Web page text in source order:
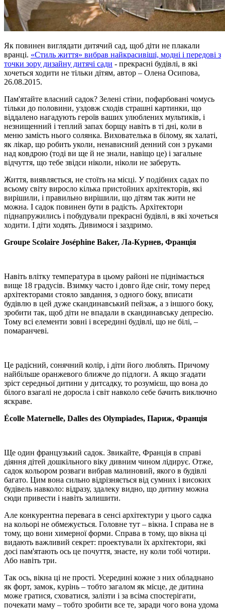
Як повинен виглядати дитячий сад, щоб діти не плакали
вранці. «Стиль життя» вибрав найкрасивіші, модні і передові з
точки зору дизайну дитячі сади - прекрасні будівлі, в які
хочеться ходити не тільки дітям, автор – Олена Осипова,
26.08.2015.
Пам'ятайте власний садок? Зелені стіни, пофарбовані чомусь
тільки до половини, уздовж сходів страшні картинки, що
віддалено нагадують героїв ваших улюблених мультиків, і
незнищенний і теплий запах борщу навіть в ті дні, коли в
меню замість нього солянка. Вихователька в білому, як халаті,
як лікар, що робить уколи, ненависний денний сон з руками
над ковдрою (тоді ви ще й не знали, навіщо це) і загальне
відчуття, що тебе звідси ніколи, ніколи не заберуть.
Життя, виявляється, не стоїть на місці. У подібних садах по
всьому світу виросло кілька пристойних архітекторів, які
вирішили, і правильно вирішили, що дітям так жити не
можна. І садок повинен бути в радість. Архітектори
піднапружились і побудували прекрасні будівлі, в які хочеться
ходити. І діти ходять. Дивимося і заздримо.
Groupe Scolaire Joséphine Baker, Ла-Курнев, Франція
Навіть влітку температура в цьому районі не піднімається
вище 18 градусів. Взимку часто і довго йде сніг, тому перед
архітекторами стояло завдання, з одного боку, вписати
будівлю в цей дуже скандинавський пейзаж, а з іншого боку,
зробити так, щоб діти не впадали в скандинавську депресію.
Тому всі елементи зовні і всередині будівлі, що не білі, –
помаранчеві.
Це радісний, сонячний колір, і діти його люблять. Причому
найбільше оранжевого ближче до підлоги. А якщо згадати
зріст середньої дитини у дитсадку, то розумієш, що вона до
білого взагалі не доросла і світ навколо себе бачить виключно
яскраве.
Écolle Maternelle, Dalles des Olympiades, Париж, Франція
Ще один французький садок. Звикайте, Франція в справі
діяння дітей дошкільного віку дивним чином лідирує. Отже,
садок кольором розваги вибрав малиновий, якого в будівлі
багато. Цим вона сильно відрізняється від сумних і високих
будівель навколо: відразу, здалеку видно, що дитину можна
сюди привести і навіть залишити.
Але конкурентна перевага в сенсі архітектури у цього садка
на кольорі не обмежується. Головне тут – вікна. І справа не в
тому, що вони химерної форми. Справа в тому, що вікна ці
видають важливий секрет: проектували їх архітектори, які
досі пам'ятають ось це почуття, знаєте, ну коли тобі чотири.
Або навіть три.
Так ось, вікна ці не прості. Усередині кожне з них обладнано
як форт, замок, курінь – тобто загалом як місце, де дитина
може гратися, сховатися, залізти і за всіма спостерігати,
почекати маму – тобто зробити все те, заради чого вона удома